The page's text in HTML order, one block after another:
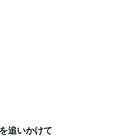
追いかけて